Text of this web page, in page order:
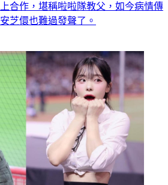
，眾多星友紛紛留言打氣。沈玉琳和
合作，堪稱啦啦隊教父，如今病情傳